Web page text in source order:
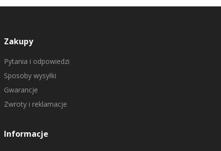
Zakupy
Pytania i odpowiedzi
Sposoby wysyłki
Gwarancje
Zwroty i reklamacje
Informacje